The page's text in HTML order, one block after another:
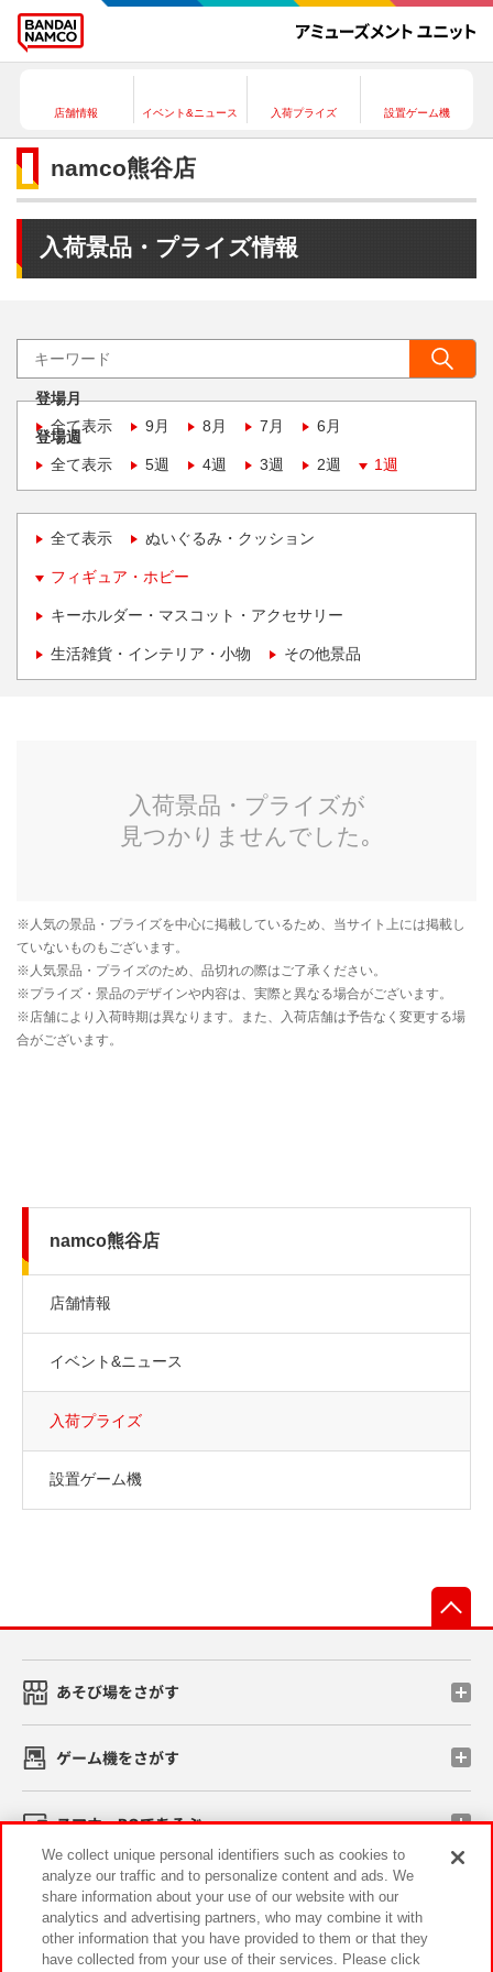
店舗情報 イベント&ニュース 入荷プライズ 設置ゲーム機
namco熊谷店
入荷景品・プライズ情報
登場月
全て表示
9月 8月 7月 6月
登場週
全て表示
5週 4週 3週 2週 1週
全て表示 ぬいぐるみ・クッション
フィギュア・ホビー
キーホルダー・マスコット・アクセサリー
生活雑貨・インテリア・小物 その他景品
namco熊谷店
店舗情報
イベント&ニュース
入荷プライズ
設置ゲーム機
あそび場をさがす
ゲーム機をさがす
スマホ・PCであそぶ
イベント・キャンペーン
We collect unique personal identifiers such as cookies to
analyze our traffic and to personalize content and ads. We
share information about your use of our website with our
analytics and advertising partners, who may combine it with
other information that you have provided to them or that they
have collected from your use of their services. Please click